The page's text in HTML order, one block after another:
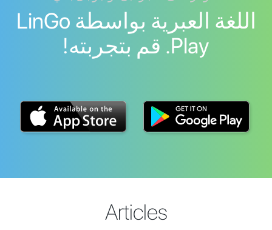
اللغة العبرية بواسطة LinGo
Play. قم بتجربته!
Articles